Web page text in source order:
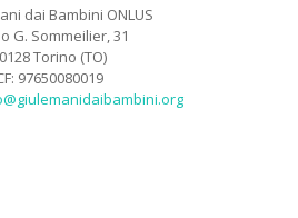
dai Bambini ONLUS
G. Sommeilier, 31
Torino (TO)
97650080019